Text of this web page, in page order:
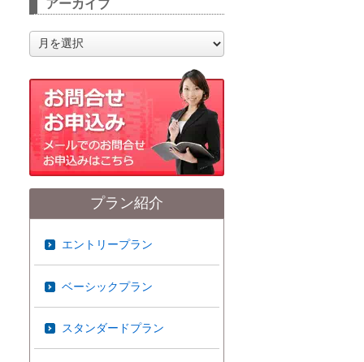
アーカイブ
ー
ブ
プラン紹介
エントリープラン
ベーシックプラン
スタンダードプラン